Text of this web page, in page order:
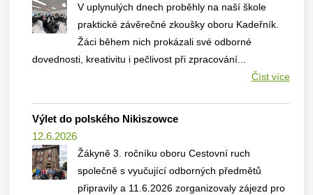
V uplynulých dnech proběhly na naší škole
praktické závěrečné zkoušky oboru Kadeřník.
Žáci během nich prokázali své odborné
dovednosti, kreativitu i pečlivost při zpracování...
Číst více
Výlet do polského Nikiszowce
12.6.2026
Žákyně 3. ročníku oboru Cestovní ruch
společně s vyučující odborných předmětů
připravily a 11.6.2026 zorganizovaly zájezd pro